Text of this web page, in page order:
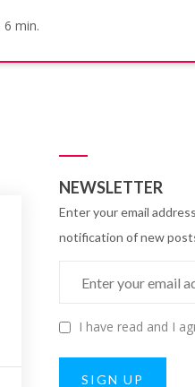
6 min.
NEWSLETTER
Enter your email
notification of new
I have read and I
SIGN UP